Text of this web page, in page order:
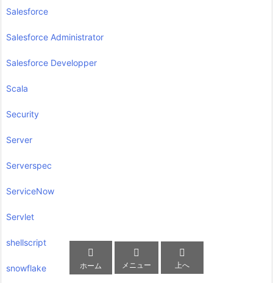
Salesforce
Salesforce Administrator
Salesforce Developper
Scala
Security
Server
Serverspec
ServiceNow
Servlet
shellscript
snowflake

ホーム

メニュー

上へ